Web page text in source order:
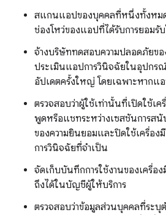
สแกนแอปของบุคคลที่หนึ่งทั้งหม
ช่องโหว่ของแอปที่ได้รับการยอมรั
จ้างบริษัททดสอบความปลอดภัยข
ประเมินแอปการวินิจฉัยในอุปก
อัปเดตครั้งใหญ่ โดยเฉพาะหาก
ตรวจสอบว่าผู้ใช้เท่านั้นที่เปิดใช้เค
พูดหรือแชทระหว่างเซสชันการสนั
ของความยินยอมและปิดใช้เครื่อง
การวินิจฉัยที่จําเป็น
จัดเก็บบันทึกการใช้งานของเครื่อ
ถึงได้ในบัญชีผู้ให้บริการ
ตรวจสอบว่าข้อมูลส่วนบุคคลที่ระ